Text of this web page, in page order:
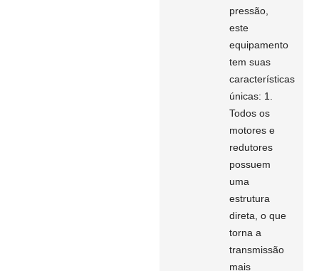
pressão,
este
equipamento
tem suas
características
únicas: 1.
Todos os
motores e
redutores
possuem
uma
estrutura
direta, o que
torna a
transmissão
mais